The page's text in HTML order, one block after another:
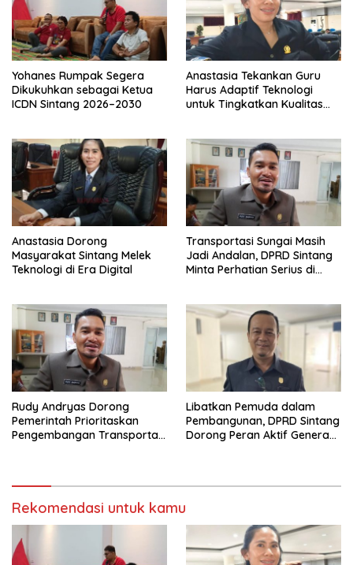
Yohanes Rumpak Segera
Dikukuhkan sebagai Ketua
ICDN Sintang 2026–2030
Anastasia Tekankan Guru
Harus Adaptif Teknologi
untuk Tingkatkan Kualitas
Anastasia Dorong
Masyarakat Sintang Melek
Teknologi di Era Digital
Transportasi Sungai Masih
Jadi Andalan, DPRD Sintang
Minta Perhatian Serius di
Rudy Andryas Dorong
Pemerintah Prioritaskan
Pengembangan Transportasi
Libatkan Pemuda dalam
Pembangunan, DPRD Sintang
Dorong Peran Aktif Generasi
Rekomendasi untuk kamu